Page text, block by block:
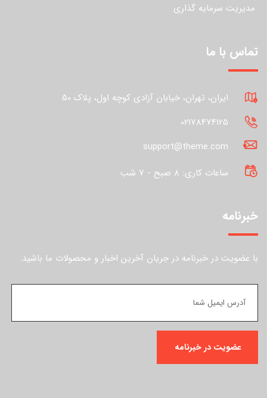
مدیریت سرمایه گذاری
تماس با ما
ایران، تهران، خیابان آزادی کوچه اول، پلاک 50
02178474125
support@theme.com
ساعات کاری: 8 صبح - 7 شب
خبرنامه
با عضویت در خبرنامه در جریان آخرین اخبار و محصولات ما باشید.